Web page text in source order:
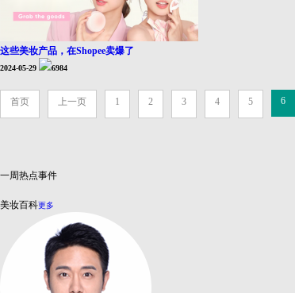
这些美妆产品，在Shopee卖爆了
2024-05-29 6984
首页 上一页 1 2 3 4 5 6
一周热点事件
美妆百科更多